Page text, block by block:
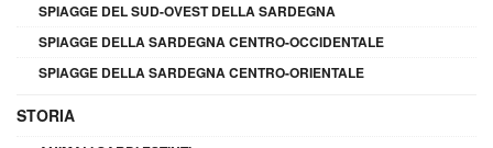
SPIAGGE DEL SUD-OVEST DELLA SARDEGNA
SPIAGGE DELLA SARDEGNA CENTRO-OCCIDENTALE
SPIAGGE DELLA SARDEGNA CENTRO-ORIENTALE
STORIA